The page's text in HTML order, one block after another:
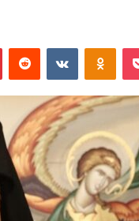
PinterestReddit VKontakte